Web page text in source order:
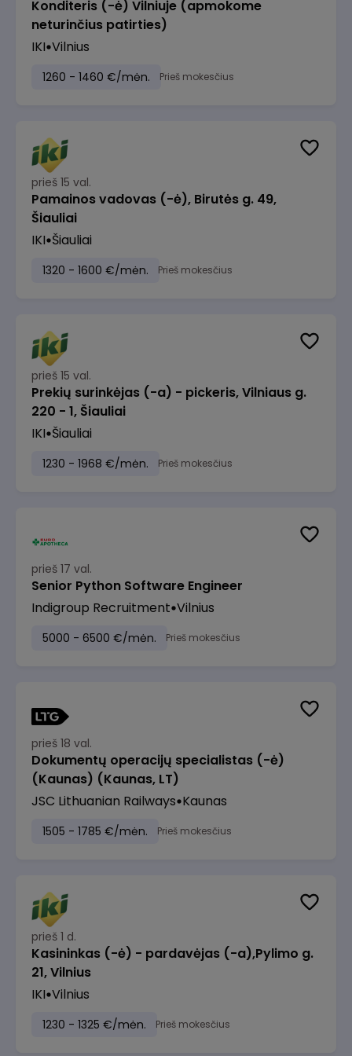
Konditeris (-ė) Vilniuje (apmokome
neturinčius patirties)
IKI Vilnius
1260 - 1460 €/mėn. Prieš mokesčius
prieš 15 val.
Pamainos vadovas (-ė), Birutės g. 49,
Šiauliai
IKI Šiauliai
1320 - 1600 €/mėn. Prieš mokesčius
prieš 15 val.
Prekių surinkėjas (-a) - pickeris, Vilniaus g.
220 - 1, Šiauliai
IKI Šiauliai
1230 - 1968 €/mėn. Prieš mokesčius
prieš 17 val.
Senior Python Software Engineer
Indigroup Recruitment Vilnius
5000 - 6500 €/mėn. Prieš mokesčius
prieš 18 val.
Dokumentų operacijų specialistas (-ė)
(Kaunas) (Kaunas, LT)
JSC Lithuanian Railways Kaunas
1505 - 1785 €/mėn. Prieš mokesčius
prieš 1 d.
Kasininkas (-ė) - pardavėjas (-a),Pylimo g.
21, Vilnius
IKI Vilnius
1230 - 1325 €/mėn. Prieš mokesčius